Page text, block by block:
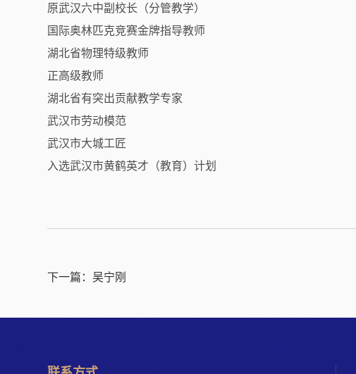
原武汉六中副校长（分管教学）
国际奥林匹克竞赛金牌指导教师
湖北省物理特级教师
正高级教师
湖北省有突出贡献教学专家
武汉市劳动模范
武汉市大城工匠
入选武汉市黄鹤英才（教育）计划
下一篇：吴宁刚